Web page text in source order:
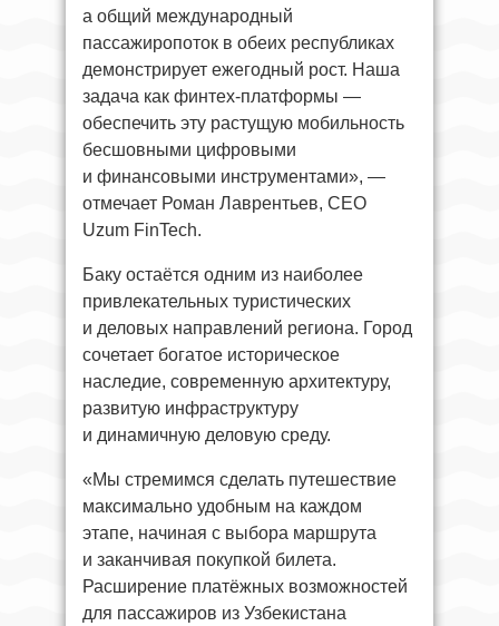
а общий международный
пассажиропоток в обеих республиках
демонстрирует ежегодный рост. Наша
задача как финтех-платформы —
обеспечить эту растущую мобильность
бесшовными цифровыми
и финансовыми инструментами», —
отмечает Роман Лаврентьев, CEO
Uzum FinTech.
Баку остаётся одним из наиболее
привлекательных туристических
и деловых направлений региона. Город
сочетает богатое историческое
наследие, современную архитектуру,
развитую инфраструктуру
и динамичную деловую среду.
«Мы стремимся сделать путешествие
максимально удобным на каждом
этапе, начиная с выбора маршрута
и заканчивая покупкой билета.
Расширение платёжных возможностей
для пассажиров из Узбекистана